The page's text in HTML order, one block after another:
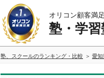
オリコン顧客満
塾・学
塾、スクールのランキング・比較 愛知